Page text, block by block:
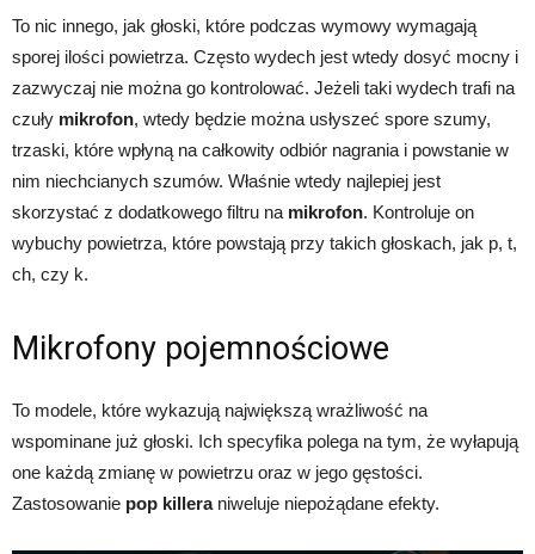
To nic innego, jak głoski, które podczas wymowy wymagają
sporej ilości powietrza. Często wydech jest wtedy dosyć mocny i
zazwyczaj nie można go kontrolować. Jeżeli taki wydech trafi na
czuły mikrofon, wtedy będzie można usłyszeć spore szumy,
trzaski, które wpłyną na całkowity odbiór nagrania i powstanie w
nim niechcianych szumów. Właśnie wtedy najlepiej jest
skorzystać z dodatkowego filtru na mikrofon. Kontroluje on
wybuchy powietrza, które powstają przy takich głoskach, jak p, t,
ch, czy k.
Mikrofony pojemnościowe
To modele, które wykazują największą wrażliwość na
wspominane już głoski. Ich specyfika polega na tym, że wyłapują
one każdą zmianę w powietrzu oraz w jego gęstości.
Zastosowanie pop killeraniweluje niepożądane efekty.